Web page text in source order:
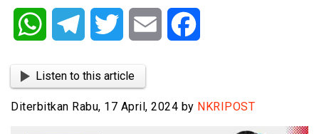
WhatsAppTelegram Twitter Email
Listen to this article
Diterbitkan Rabu, 17 April, 2024 by NKRIPOST